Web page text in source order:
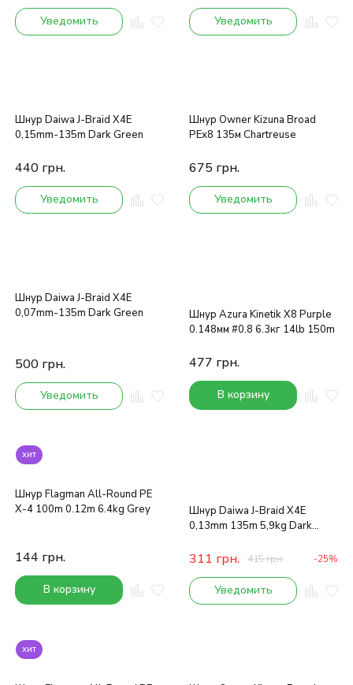
Уведомить Уведомить
Шнур Daiwa J-Braid X4E
0,15mm-135m Dark Green
440 грн.
Уведомить
Шнур Owner Kizuna Broad
PEx8 135м Chartreuse
675 грн.
Уведомить
Шнур Daiwa J-Braid X4E
0,07mm-135m Dark Green
500 грн.
Уведомить
Шнур Azura Kinetik X8 Purple
0.148мм #0.8 6.3кг 14lb 150m
477 грн.
В корзину
хит
Шнур Flagman All-Round PE
X-4 100m 0.12m 6.4kg Grey
144 грн.
В корзину
Шнур Daiwa J-Braid X4E
0,13mm 135m 5,9kg Dark
311 грн. 415грн. -25%
Уведомить
хит